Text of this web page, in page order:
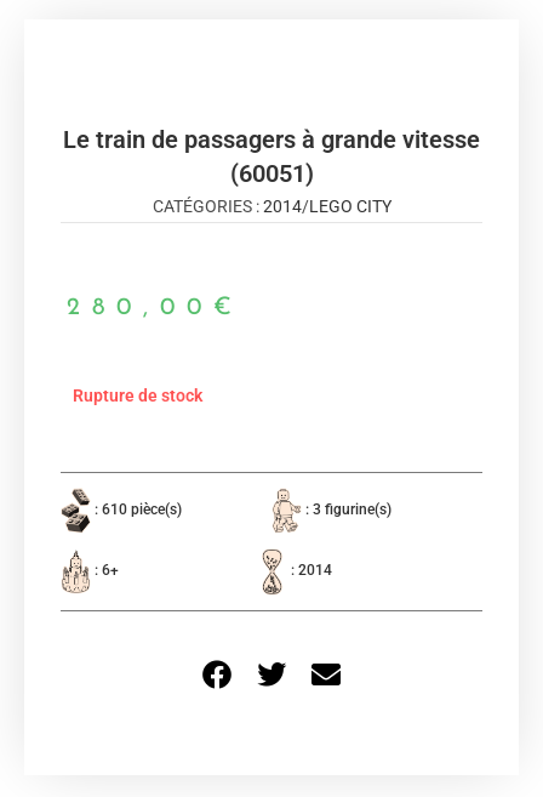
Le train de passagers à grande vitesse
(60051)
CATÉGORIES :2014/LEGO CITY
280,00 €
Rupture de stock
: 610 pièce(s) : 3 figurine(s)
: 6+ : 2014